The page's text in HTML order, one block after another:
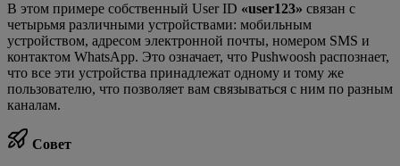
В этом примере собственный User ID «user123» связан с
четырьмя различными устройствами: мобильным
устройством, адресом электронной почты, номером SMS и
контактом WhatsApp. Это означает, что Pushwoosh распознает,
что все эти устройства принадлежат одному и тому же
пользователю, что позволяет вам связываться с ним по разным
каналам.
Совет